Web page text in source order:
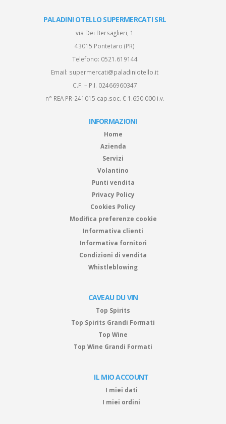
PALADINI OTELLO SUPERMERCATI SRL
via Dei Bersaglieri, 1
43015 Pontetaro (PR)
Telefono: 0521.619144
Email: supermercati@paladiniotello.it
C.F. – P.I. 02466960347
n° REA PR-241015 cap.soc. € 1.650.000 i.v.
INFORMAZIONI
Home
Azienda
Servizi
Volantino
Punti vendita
Privacy Policy
Cookies Policy
Modifica preferenze cookie
Informativa clienti
Informativa fornitori
Condizioni di vendita
Whistleblowing
CAVEAU DU VIN
Top Spirits
Top Spirits Grandi Formati
Top Wine
Top Wine Grandi Formati
IL MIO ACCOUNT
I miei dati
I miei ordini